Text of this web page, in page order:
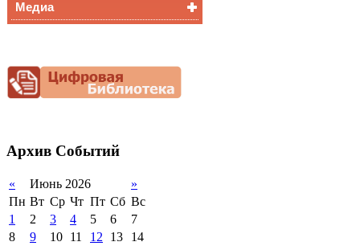
Снижение
документационной
нагрузки
Медиа
Архив Событий
« Июнь 2026
»
Пн Вт Ср Чт Пт Сб Вс
1
2 3 4 5 6
7
8
9 10 11 12 13
14